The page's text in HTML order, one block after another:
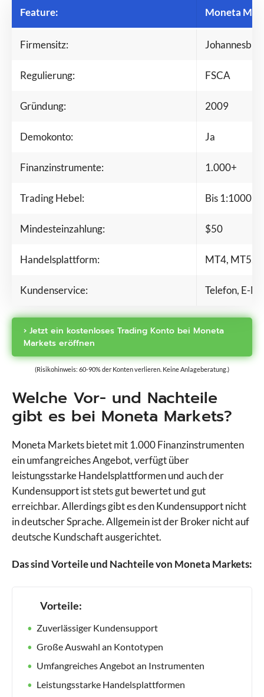
Feature: Moneta
Firmensitz:
Regulierung: FSCA
Gründung: 2009
Demokonto: Ja
Finanzinstrumente: 1.000+
Trading Hebel: Bis 1:1000
Mindesteinzahlung: $50
Handelsplattform: MT4, MT5,
Kundenservice: Telefon, E-
› Jetzt ein kostenloses Trading Konto bei Moneta
Markets eröffnen
(Risikohinweis: 60-90% der Konten verlieren. Keine Anlageberatung.)
Welche Vor- und Nachteile
gibt es bei Moneta Markets?
Moneta Markets bietet mit 1.000 Finanzinstrumenten
ein umfangreiches Angebot, verfügt über
leistungsstarke Handelsplattformen und auch der
Kundensupport ist stets gut bewertet und gut
erreichbar. Allerdings gibt es den Kundensupport nicht
in deutscher Sprache. Allgemein ist der Broker nicht auf
deutsche Kundschaft ausgerichtet.
Das sind Vorteile und Nachteile von Moneta Markets:
Vorteile:
Zuverlässiger Kundensupport
Große Auswahl an Kontotypen
Umfangreiches Angebot an Instrumenten
Leistungsstarke Handelsplattformen